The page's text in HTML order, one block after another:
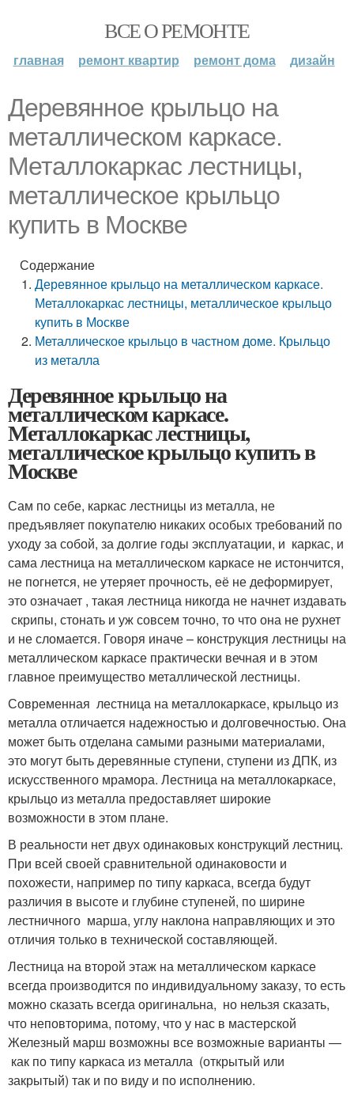
ВСЕ О РЕМОНТЕ
главная ремонт квартир ремонт дома дизайн
Деревянное крыльцо на
металлическом каркасе.
Металлокаркас лестницы,
металлическое крыльцо
купить в Москве
Содержание
Деревянное крыльцо на металлическом каркасе.
Металлокаркас лестницы, металлическое крыльцо
купить в Москве
Металлическое крыльцо в частном доме. Крыльцо
из металла
Деревянное крыльцо на
металлическом каркасе.
Металлокаркас лестницы,
металлическое крыльцо купить в
Москве
Сам по себе, каркас лестницы из металла, не
предъявляет покупателю никаких особых требований по
уходу за собой, за долгие годы эксплуатации, и каркас, и
сама лестница на металлическом каркасе не истончится,
не погнется, не утеряет прочность, её не деформирует,
это означает , такая лестница никогда не начнет издавать
скрипы, стонать и уж совсем точно, то что она не рухнет
и не сломается. Говоря иначе – конструкция лестницы на
металлическом каркасе практически вечная и в этом
главное преимущество металлической лестницы.
Современная лестница на металлокаркасе, крыльцо из
металла отличается надежностью и долговечностью. Она
может быть отделана самыми разными материалами,
это могут быть деревянные ступени, ступени из ДПК, из
искусственного мрамора. Лестница на металлокаркасе,
крыльцо из металла предоставляет широкие
возможности в этом плане.
В реальности нет двух одинаковых конструкций лестниц.
При всей своей сравнительной одинаковости и
похожести, например по типу каркаса, всегда будут
различия в высоте и глубине ступеней, по ширине
лестничного марша, углу наклона направляющих и это
отличия только в технической составляющей.
Лестница на второй этаж на металлическом каркасе
всегда производится по индивидуальному заказу, то есть
можно сказать всегда оригинальна, но нельзя сказать,
что неповторима, потому, что у нас в мастерской
Железный марш возможны все возможные варианты —
как по типу каркаса из металла (открытый или
закрытый) так и по виду и по исполнению.